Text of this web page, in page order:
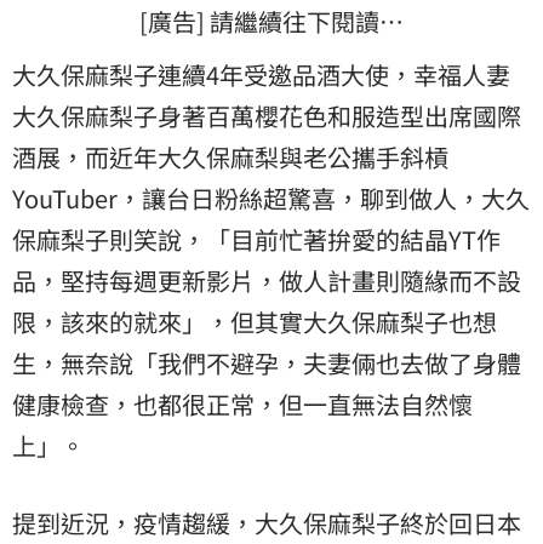
[廣告] 請繼續往下閱讀…
大久保麻梨子連續4年受邀品酒大使，幸福人妻
大久保麻梨子身著百萬櫻花色和服造型出席國際
酒展，而近年大久保麻梨與老公攜手斜槓
YouTuber，讓台日粉絲超驚喜，聊到做人，大久
保麻梨子則笑說，「目前忙著拚愛的結晶YT作
品，堅持每週更新影片，做人計畫則隨緣而不設
限，該來的就來」，但其實大久保麻梨子也想
生，無奈說「我們不避孕，夫妻倆也去做了身體
健康檢查，也都很正常，但一直無法自然懷
上」。
提到近況，疫情趨緩，大久保麻梨子終於回日本